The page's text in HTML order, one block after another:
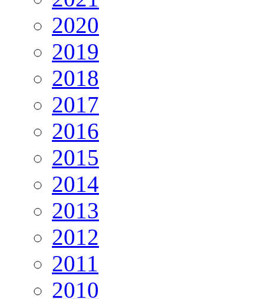
2020
2019
2018
2017
2016
2015
2014
2013
2012
2011
2010